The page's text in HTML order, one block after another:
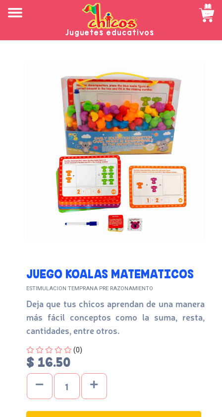
Juguetes educativos
JUEGO KOALAS MATEMATICOS
ESTIMULACION TEMPRANA PRE RAZONAMIENTO
Deja que tus chicos aprendan de una manera
más fácil conceptos como la suma, resta,
cantidades, entre otros.
Four out of Five Stars
(0)
$ 16.50